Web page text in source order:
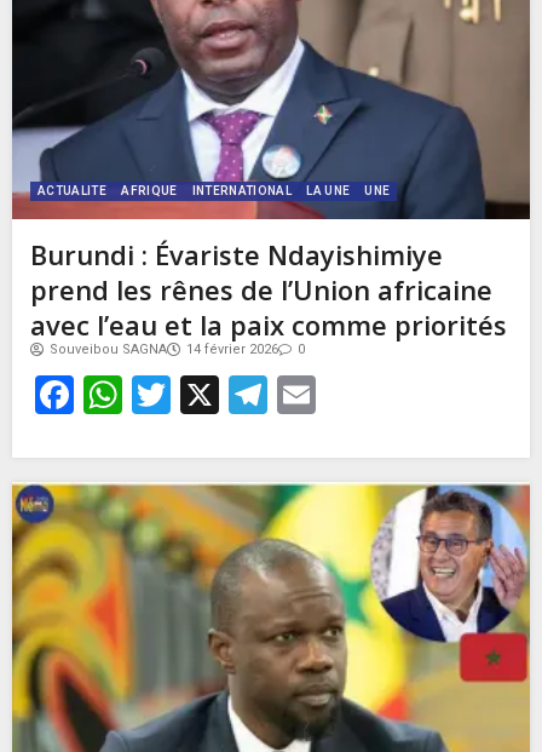
ACTUALITE AFRIQUE INTERNATIONAL LA UNE UNE
Burundi : Évariste Ndayishimiye
prend les rênes de l’Union africaine
avec l’eau et la paix comme priorités
Souveibou SAGNA 14 février 2026 0
Facebook
WhatsApp
Twitter
X Telegram